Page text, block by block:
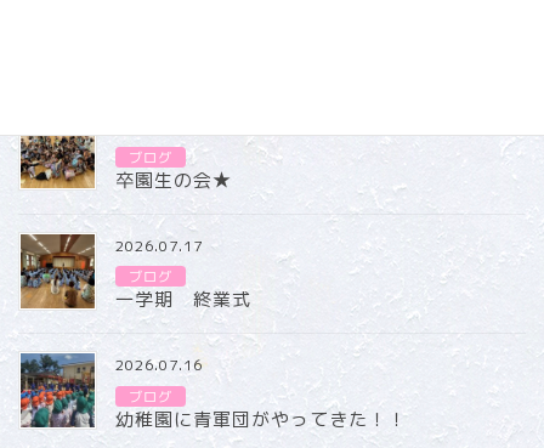
ブログ
卒園生の会★
2026.07.17
ブログ
一学期 終業式
2026.07.16
ブログ
幼稚園に青軍団がやってきた！！